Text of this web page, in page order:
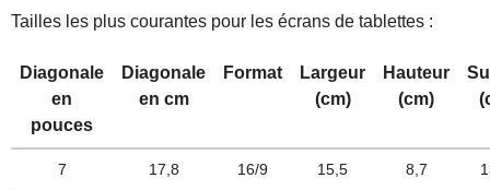
Tailles les plus courantes pour les écrans de tablettes :
Diagonale
en
pouces
Diagonale
en cm
Format
Largeur
(cm)
Hauteur
(cm)
7 17,8 16/9 15,5 8,7